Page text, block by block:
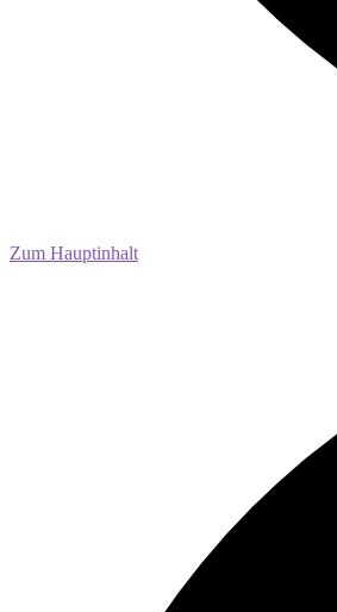
Zum Hauptinhalt